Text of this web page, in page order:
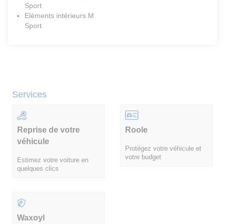
Services
Reprise de votre
véhicule
Estimez votre voiture en
quelques clics
Roole
Protégez votre véhicule et
votre budget
Waxoyl
Sport
Eléments intérieurs M
Sport